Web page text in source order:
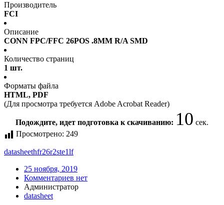
Производитель
FCI
Описание
CONN FPC/FFC 26POS .8MM R/A SMD
Количество страниц
1 шт.
Форматы файла
HTML, PDF
(Для просмотра требуется Adobe Acrobat Reader)
Подождите, идет подготовка к скачиванию: 10 сек.
Просмотрено: 249
datasheethfr26r2ste1lf
25 ноября, 2019
Комментариев нет
Администратор
datasheet